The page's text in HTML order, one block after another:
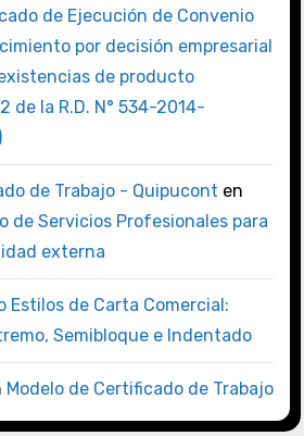
de Ejecución de Convenio
por decisión empresarial
de producto
de la R.D. N° 534-2014-
de Trabajo - Quipucont en
de Servicios Profesionales para
externa
Estilos de Carta Comercial:
Semibloque e Indentado
Modelo de Certificado de Trabajo